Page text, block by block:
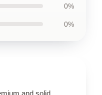
0%
0%
and solid.